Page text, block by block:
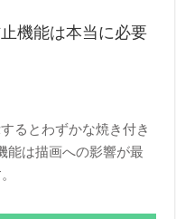
機能は本当に必要
るとわずかな焼き付き
能は描画への影響が最